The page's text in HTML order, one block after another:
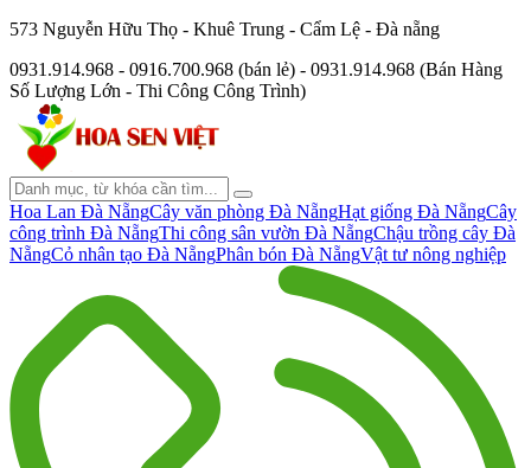
573 Nguyễn Hữu Thọ - Khuê Trung - Cẩm Lệ - Đà nẵng
0931.914.968 - 0916.700.968 (bán lẻ) - 0931.914.968 (Bán Hàng
Số Lượng Lớn - Thi Công Công Trình)
Hoa Lan Đà NẵngCây văn phòng Đà NẵngHạt giống Đà NẵngCây
công trình Đà NẵngThi công sân vườn Đà NẵngChậu trồng cây Đà
NẵngCỏ nhân tạo Đà NẵngPhân bón Đà NẵngVật tư nông nghiệp